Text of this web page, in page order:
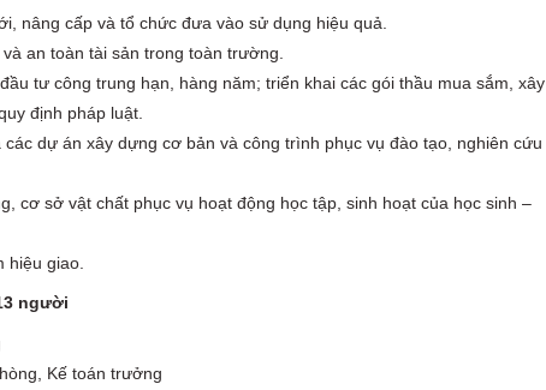
nâng cấp và tổ chức đưa vào sử dụng hiệu quả.
an toàn tài sản trong toàn trường.
tư công trung hạn, hàng năm; triển khai các gói thầu mua sắm, xây
định pháp luật.
dự án xây dựng cơ bản và công trình phục vụ đào tạo, nghiên cứu
cơ sở vật chất phục vụ hoạt động học tập, sinh hoạt của học sinh –
hiệu giao.
người
Kế toán trưởng